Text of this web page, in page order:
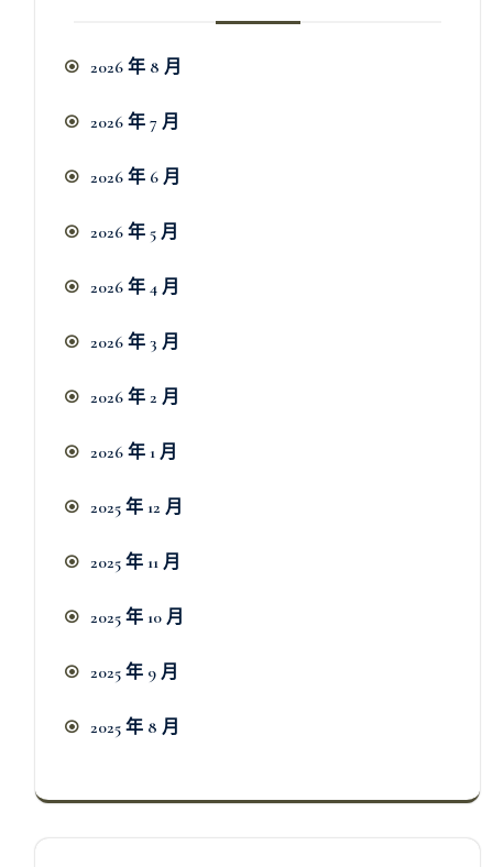
2026 年 8 月
2026 年 7 月
2026 年 6 月
2026 年 5 月
2026 年 4 月
2026 年 3 月
2026 年 2 月
2026 年 1 月
2025 年 12 月
2025 年 11 月
2025 年 10 月
2025 年 9 月
2025 年 8 月